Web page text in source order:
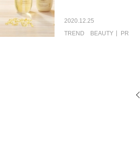
2020.12.25
TREND
BEAUTY PR